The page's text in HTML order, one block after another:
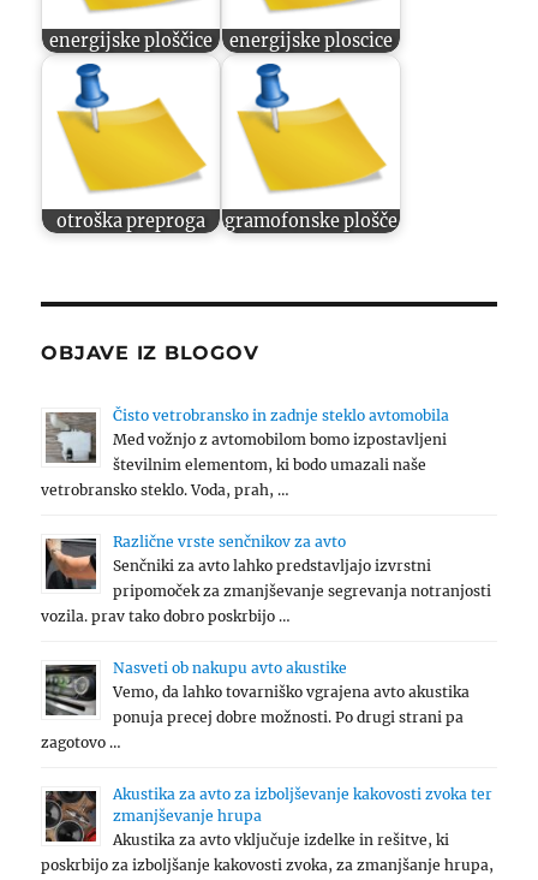
energijske ploščice energijske ploscice
otroška preproga gramofonske plošče
OBJAVE IZ BLOGOV
Čisto vetrobransko in zadnje steklo avtomobila
Med vožnjo z avtomobilom bomo izpostavljeni
številnim elementom, ki bodo umazali naše
vetrobransko steklo. Voda, prah, …
Različne vrste senčnikov za avto
Senčniki za avto lahko predstavljajo izvrstni
pripomoček za zmanjševanje segrevanja notranjosti
vozila. prav tako dobro poskrbijo …
Nasveti ob nakupu avto akustike
Vemo, da lahko tovarniško vgrajena avto akustika
ponuja precej dobre možnosti. Po drugi strani pa
zagotovo …
Akustika za avto za izboljševanje kakovosti zvoka ter
zmanjševanje hrupa
Akustika za avto vključuje izdelke in rešitve, ki
poskrbijo za izboljšanje kakovosti zvoka, za zmanjšanje hrupa,